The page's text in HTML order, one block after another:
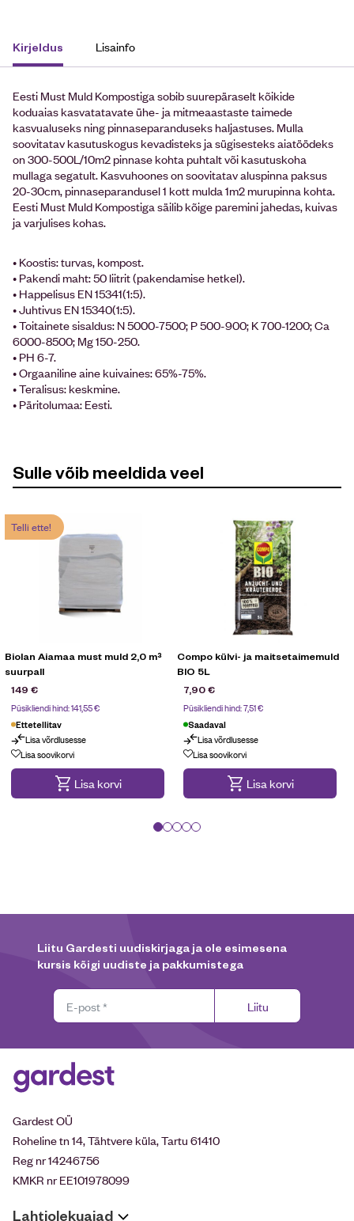
Kirjeldus Lisainfo
Eesti Must Muld Kompostiga sobib suurepäraselt kõikide
koduaias kasvatatavate ühe- ja mitmeaastaste taimede
kasvualuseks ning pinnaseparanduseks haljastuses. Mulla
soovitatav kasutuskogus kevadisteks ja sügisesteks aiatöödeks
on 300-500L/10m2 pinnase kohta puhtalt või kasutuskoha
mullaga segatult. Kasvuhoones on soovitatav aluspinna paksus
20-30cm, pinnaseparandusel 1 kott mulda 1m2 murupinna kohta.
Eesti Must Muld Kompostiga säilib kõige paremini jahedas, kuivas
ja varjulises kohas.
• Koostis: turvas, kompost.
• Pakendi maht: 50 liitrit (pakendamise hetkel).
• Happelisus EN 15341(1:5).
• Juhtivus EN 15340(1:5).
• Toitainete sisaldus: N 5000-7500; P 500-900; K 700-1200; Ca
6000-8500; Mg 150-250.
• PH 6-7.
• Orgaaniline aine kuivaines: 65%-75%.
• Teralisus: keskmine.
• Päritolumaa: Eesti.
Sulle võib meeldida veel
Telli ette!
Biolan Aiamaa must muld 2,0 m³
suurpall
149 €
Püsikliendi hind:141,55€
Ettetellitav
Telli ette!Lisa võrdlusesse
Lisa soovikorvi
Lisa korvi
Compo külvi- ja maitsetaimemuld
BIO 5L
7,90€
Püsikliendi hind:7,51€
Saadaval
Lisa võrdlusesse
Lisa soovikorvi
Lisa korvi
Liitu Gardesti uudiskirjaga ja ole esimesena
kursis kõigi uudiste ja pakkumistega
Liitu
Gardest OÜ
Roheline tn 14, Tähtvere küla, Tartu 61410
Reg nr 14246756
KMKR nr EE101978099
Lahtiolekuajad